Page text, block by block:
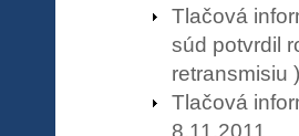
Tlačová
súd potvrdil
retransmisiu )
Tlačová
8.11.2011